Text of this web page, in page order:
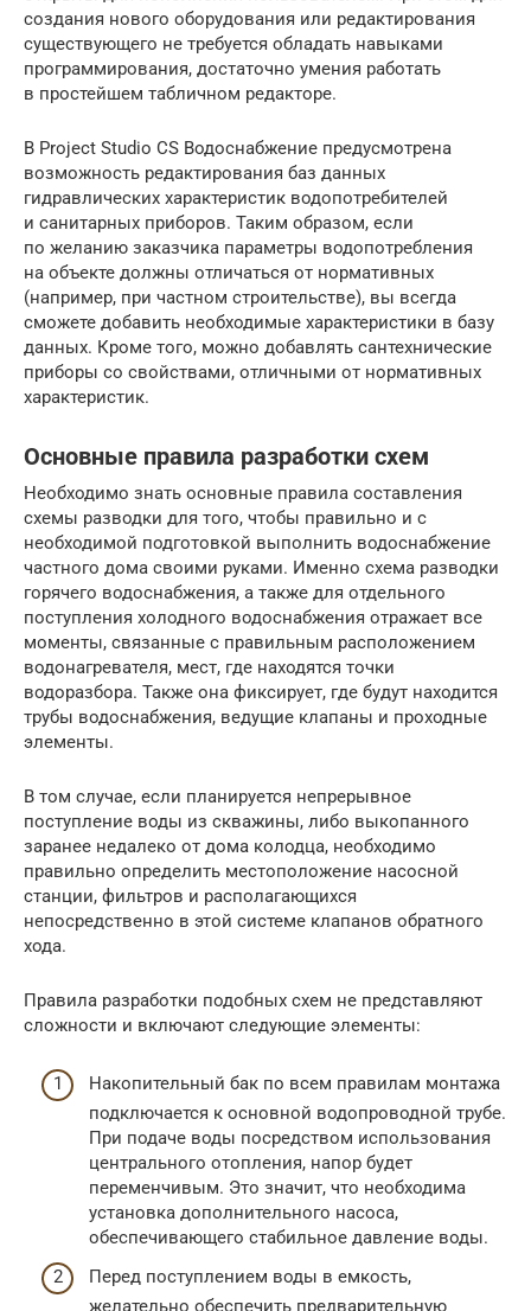
создания нового оборудования или редактирования
существующего не требуется обладать навыками
программирования, достаточно умения работать
в простейшем табличном редакторе.
В Project Studio CS Водоснабжение предусмотрена
возможность редактирования баз данных
гидравлических характеристик водопотребителей
и санитарных приборов. Таким образом, если
по желанию заказчика параметры водопотребления
на объекте должны отличаться от нормативных
(например, при частном строительстве), вы всегда
сможете добавить необходимые характеристики в базу
данных. Кроме того, можно добавлять сантехнические
приборы со свойствами, отличными от нормативных
характеристик.
Основные правила разработки схем
Необходимо знать основные правила составления
схемы разводки для того, чтобы правильно и с
необходимой подготовкой выполнить водоснабжение
частного дома своими руками. Именно схема разводки
горячего водоснабжения, а также для отдельного
поступления холодного водоснабжения отражает все
моменты, связанные с правильным расположением
водонагревателя, мест, где находятся точки
водоразбора. Также она фиксирует, где будут находится
трубы водоснабжения, ведущие клапаны и проходные
элементы.
В том случае, если планируется непрерывное
поступление воды из скважины, либо выкопанного
заранее недалеко от дома колодца, необходимо
правильно определить местоположение насосной
станции, фильтров и располагающихся
непосредственно в этой системе клапанов обратного
хода.
Правила разработки подобных схем не представляют
сложности и включают следующие элементы:
Накопительный бак по всем правилам монтажа
подключается к основной водопроводной трубе.
При подаче воды посредством использования
центрального отопления, напор будет
переменчивым. Это значит, что необходима
установка дополнительного насоса,
обеспечивающего стабильное давление воды.
Перед поступлением воды в емкость,
желательно обеспечить предварительную